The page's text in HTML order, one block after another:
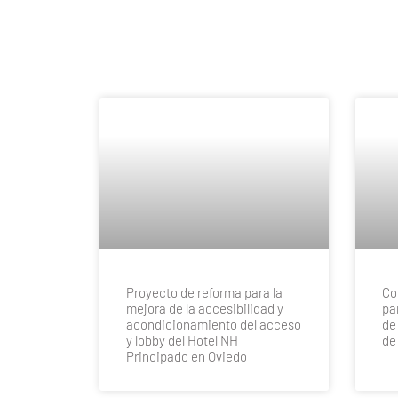
Proyecto de reforma para la
mejora de la accesibilidad y
acondicionamiento del acceso
y lobby del Hotel NH
Principado en Oviedo